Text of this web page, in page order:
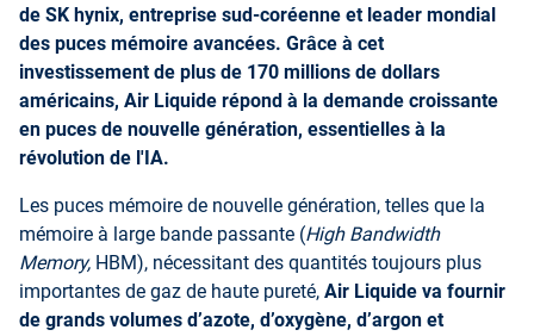
de SK hynix, entreprise sud-coréenne et leader mondial
des puces mémoire avancées. Grâce à cet
investissement de plus de 170 millions de dollars
américains, Air Liquide répond à la demande croissante
en puces de nouvelle génération, essentielles à la
révolution de l'IA.
Les puces mémoire de nouvelle génération, telles que la
mémoire à large bande passante (High Bandwidth
Memory, HBM), nécessitant des quantités toujours plus
importantes de gaz de haute pureté, Air Liquide va fournir
de grands volumes d’azote, d’oxygène, d’argon et